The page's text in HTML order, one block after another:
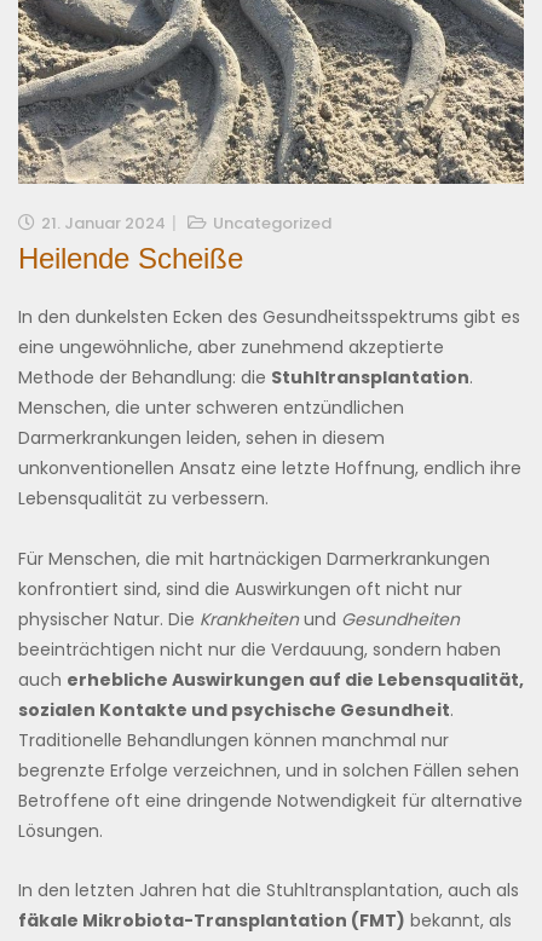
21. Januar 2024 Uncategorized
Heilende Scheiße
In den dunkelsten Ecken des Gesundheitsspektrums gibt es
eine ungewöhnliche, aber zunehmend akzeptierte
Methode der Behandlung: die Stuhltransplantation.
Menschen, die unter schweren entzündlichen
Darmerkrankungen leiden, sehen in diesem
unkonventionellen Ansatz eine letzte Hoffnung, endlich ihre
Lebensqualität zu verbessern.
Für Menschen, die mit hartnäckigen Darmerkrankungen
konfrontiert sind, sind die Auswirkungen oft nicht nur
physischer Natur. Die Krankheitenund Gesundheiten
beeinträchtigen nicht nur die Verdauung, sondern haben
auch erhebliche Auswirkungen auf die Lebensqualität,
sozialen Kontakte und psychische Gesundheit.
Traditionelle Behandlungen können manchmal nur
begrenzte Erfolge verzeichnen, und in solchen Fällen sehen
Betroffene oft eine dringende Notwendigkeit für alternative
Lösungen.
In den letzten Jahren hat die Stuhltransplantation, auch als
fäkale Mikrobiota-Transplantation (FMT) bekannt, als